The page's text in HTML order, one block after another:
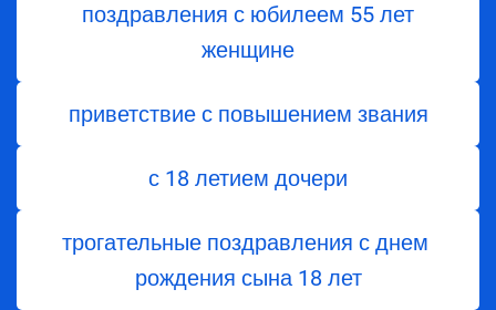
поздравления с юбилеем 55 лет
женщине
приветствие с повышением звания
с 18 летием дочери
трогательные поздравления с днем ​​
рождения сына 18 лет